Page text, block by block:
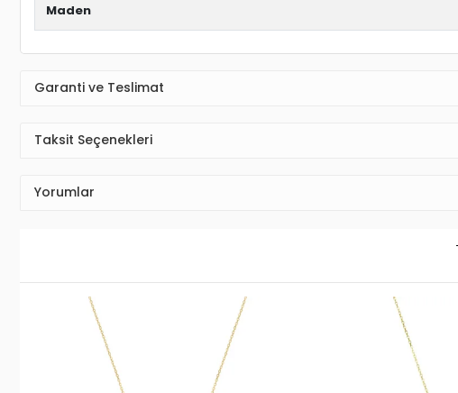
Maden
Garanti ve Teslimat
Taksit Seçenekleri
Yorumlar